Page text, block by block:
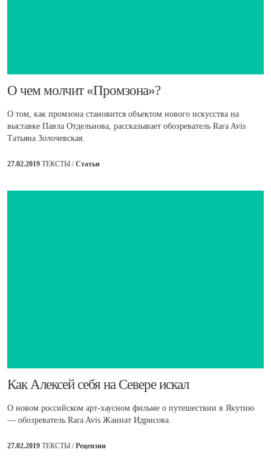
​О чем молчит «Промзона»?
О том, как промзона становится объектом нового искусства на
выставке Павла Отдельнова, рассказывает обозреватель Rara Avis
Татьяна Золочевская.
27.02.2019 ТЕКСТЫ /Статьи
​Как Алексей себя на Севере искал
О новом российском арт-хаусном фильме о путешествии в Якутию
— обозреватель Rara Avis Жаннат Идрисова.
27.02.2019 ТЕКСТЫ /Рецензии